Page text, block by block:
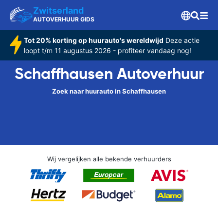
Zwitserland
AUTOVERHUUR GIDS
Tot 20% korting op huurauto's wereldwijd Deze actie
loopt t/m 11 augustus 2026 - profiteer vandaag nog!
Schaffhausen Autoverhuur
Zoek naar huurauto in Schaffhausen
Wij vergelijken alle bekende verhuurders